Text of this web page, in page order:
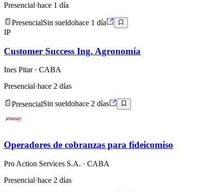
Presencial·hace 1 día
PresencialSin sueldohace 1 día
IP
Customer Success Ing. Agronomía
Ines Pitar· CABA
Presencial·hace 2 días
PresencialSin sueldohace 2 días
Operadores de cobranzas para fideicomiso
Pro Action Services S.A. · CABA
Presencial·hace 2 días